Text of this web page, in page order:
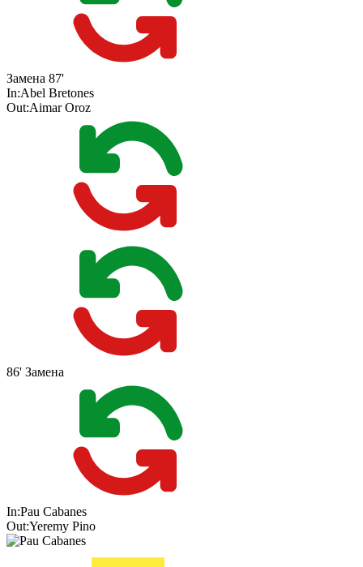
Замена 87'
In:Abel Bretones
Out:Aimar Oroz
86' Замена
In:Pau Cabanes
Out:Yeremy Pino